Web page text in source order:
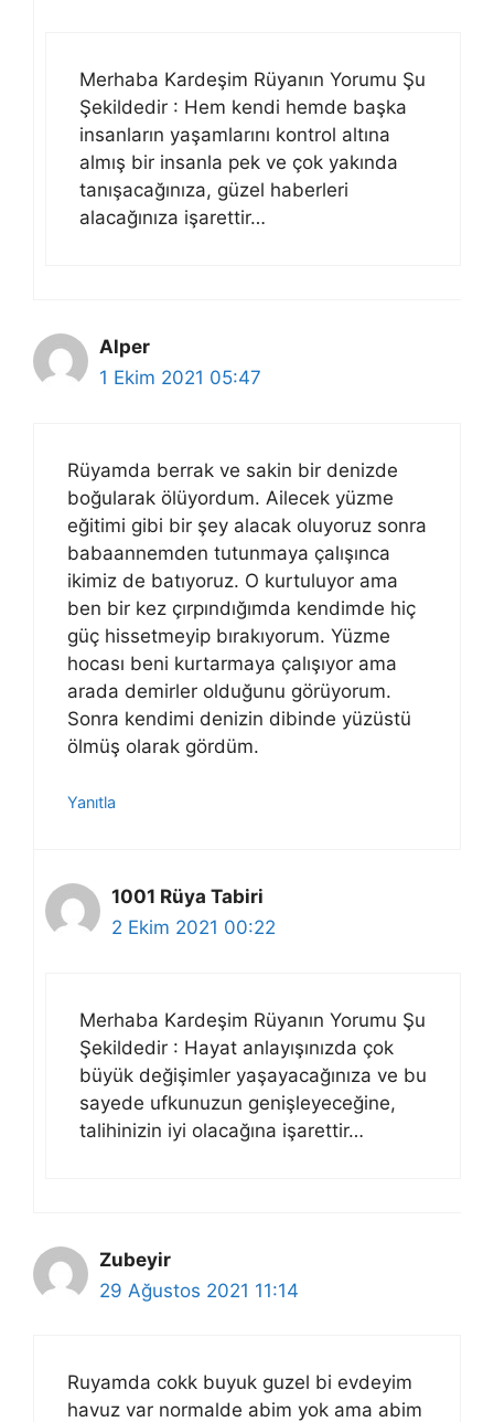
Merhaba Kardeşim Rüyanın Yorumu Şu
Şekildedir : Hem kendi hemde başka
insanların yaşamlarını kontrol altına
almış bir insanla pek ve çok yakında
tanışacağınıza, güzel haberleri
alacağınıza işarettir…
Alper
1 Ekim 2021 05:47
Rüyamda berrak ve sakin bir denizde
boğularak ölüyordum. Ailecek yüzme
eğitimi gibi bir şey alacak oluyoruz sonra
babaannemden tutunmaya çalışınca
ikimiz de batıyoruz. O kurtuluyor ama
ben bir kez çırpındığımda kendimde hiç
güç hissetmeyip bırakıyorum. Yüzme
hocası beni kurtarmaya çalışıyor ama
arada demirler olduğunu görüyorum.
Sonra kendimi denizin dibinde yüzüstü
ölmüş olarak gördüm.
Yanıtla
1001 Rüya Tabiri
2 Ekim 2021 00:22
Merhaba Kardeşim Rüyanın Yorumu Şu
Şekildedir : Hayat anlayışınızda çok
büyük değişimler yaşayacağınıza ve bu
sayede ufkunuzun genişleyeceğine,
talihinizin iyi olacağına işarettir…
Zubeyir
29 Ağustos 2021 11:14
Ruyamda cokk buyuk guzel bi evdeyim
havuz var normalde abim yok ama abim